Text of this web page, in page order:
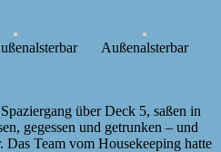
Außenalsterbar
über Deck 5, saßen in
gegessen und getrunken – und
Team vom Housekeeping hatte